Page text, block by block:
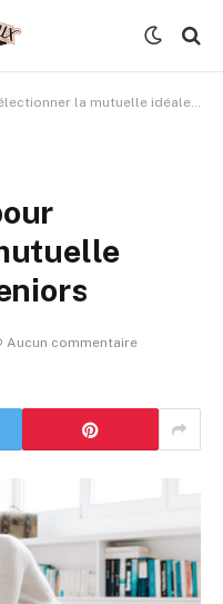
la mutuelle idéale pour les seniors
Aucun commentaire